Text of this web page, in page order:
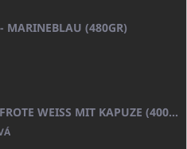
MARINEBLAU (480GR)
KINDERBADEMANTEL BEYAZ, FROTE WEISS MIT KAPUZE (400GR)